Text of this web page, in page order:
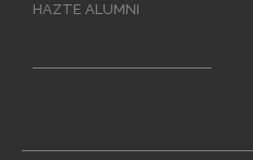
HAZTE ALUMNI